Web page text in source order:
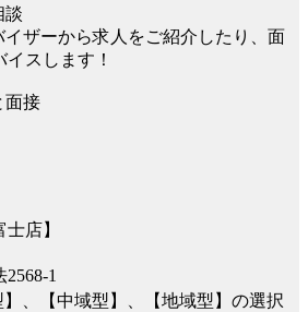
談
ザーから求人をご紹介したり、面
スします！
面接
店】
1
、【中域型】、【地域型】の選択